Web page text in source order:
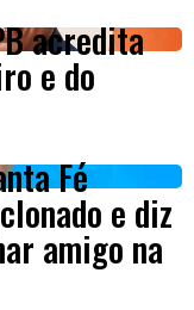
acredita
e do
Fé
e diz
amigo na